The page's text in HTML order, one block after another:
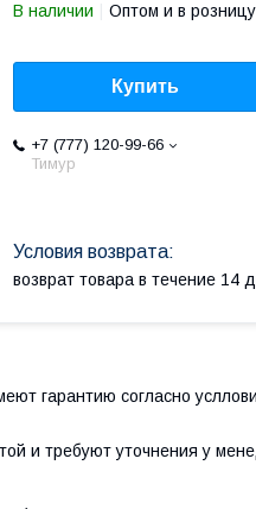
В наличии Оптом и в розницу
Купить
+7 (777) 120-99-66
Тимур
возврат товара в течение 14
гарантию согласно
и требуют уточнения у